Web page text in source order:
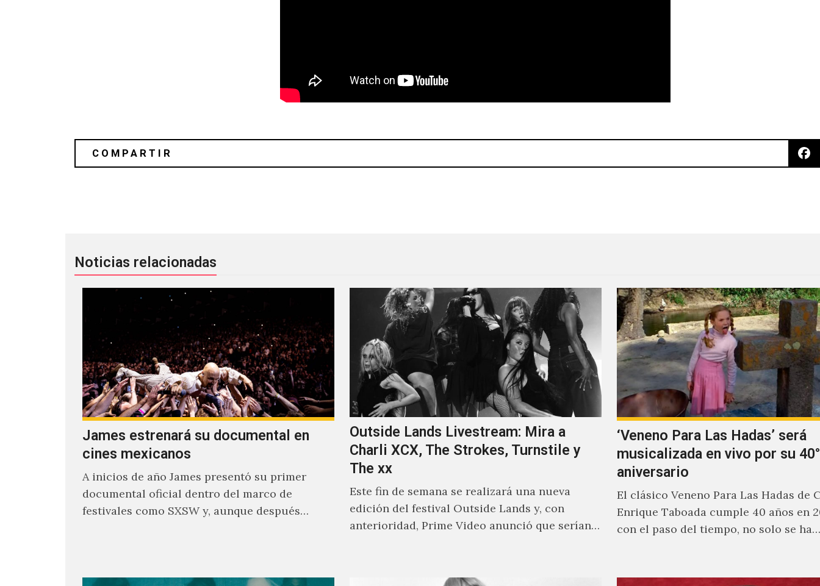
Noticias relacionadas
James estrenará su documental en
cines mexicanos
A inicios de año James presentó su primer
documental oficial dentro del marco de
festivales como SXSW y, aunque después
Outside Lands Livestream: Mira a
Charli XCX, The Strokes, Turnstile y
The xx
Este fin de semana se realizará una nueva
edición del festival Outside Lands y, con
anterioridad, Prime Video anunció que serían
‘Veneno Para Las Hadas’ será
musicalizada en vivo por su 40°
aniversario
El clásico Veneno Para Las Hadas de
Enrique Taboada cumple 40 años en
con el paso del tiempo, no solo se ha…